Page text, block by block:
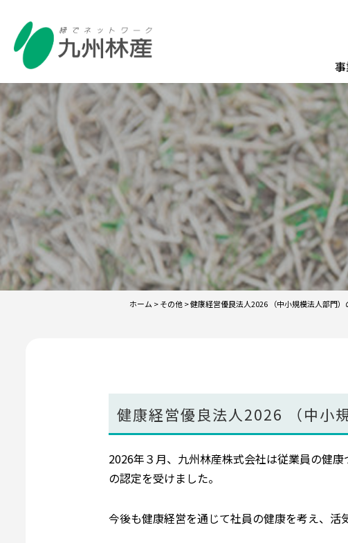
ホーム >その他 >健康経営優良法人2026 （中小規模法人部門）
健康経営優良法人2026 （中小
2026年３月、九州林産株式会社は従業員の健
の認定を受けました。
今後も健康経営を通じて社員の健康を考え、活